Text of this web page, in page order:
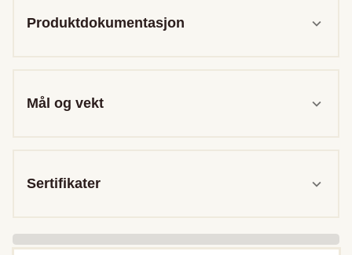
Produktdokumentasjon
Mål og vekt
Sertifikater